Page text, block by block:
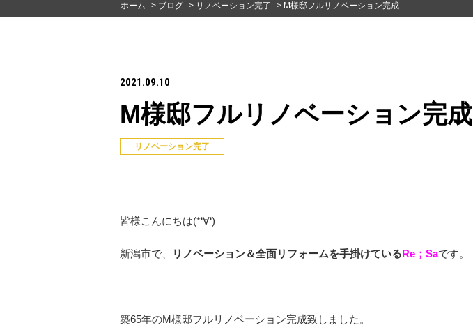
ホーム > ブログ > リノベーション完了 > М様邸フルリノベーション完成
2021.09.10
М様邸フルリノベーション完成
リノベーション完了
皆様こんにちは(*‘∀‘)
新潟市で、 リノベーション＆全面リフォームを手掛けているRe；Saです。
築65年のМ様邸フルリノベーション完成致しました。